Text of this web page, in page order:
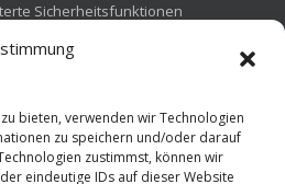
bieten, verwenden wir Technologien
zu speichern und/oder darauf
zustimmst, können wir
eindeutige IDs auf dieser Website
Sicherheitsfunktionen
IoT-Steuerung